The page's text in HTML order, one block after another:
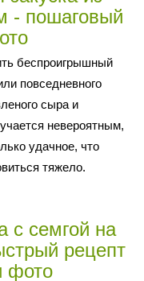
- пошаговый
беспроигрышный
повседневного
сыра и
невероятным,
удачное, что
тяжело.
с семгой на
рецепт
фото